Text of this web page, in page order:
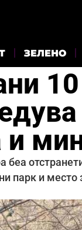
ЗЕЛЕНО
и
парк и место